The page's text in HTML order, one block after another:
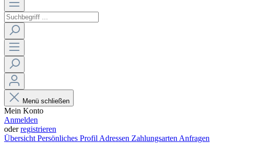
Menü schließen
Mein Konto
Anmelden
oderregistrieren
Übersicht Persönliches Profil Adressen Zahlungsarten Anfragen